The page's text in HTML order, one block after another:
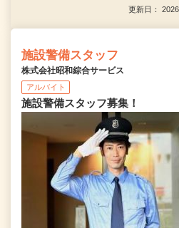
更新日：
施設警備スタッフ
株式会社昭和綜合サービス
アルバイト
施設警備スタッフ募集！